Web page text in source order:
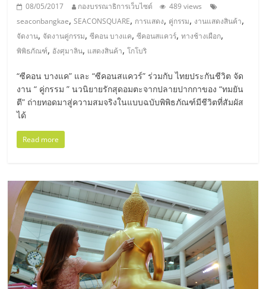
ปรึกษา
แฟ
รน
ไชส์,
รน
ไชส์
แฟ
รน
ไชส์
ขาย
หน้า
บ้าน
ลงทุน
น้อย
08/05/2017 กองบรรณาธิการเว็บไซต์
489 views
seaconbangkae,SEACONSQUARE, การแสดง, คู่กรรม, งานแสดงสินค้า,
จัดงาน, จัดงานคู่กรรม,ซีคอน บางแค,ซีคอนสแควร์,ทางช้างเผือก,
พิพิธภัณฑ์, อังศุมาลิน, แสดงสินค้า,โกโบริ
“ซีคอน บางแค” และ “ซีคอนสแควร์” ร่วมกับ ไทยประกันชีวิต จัด
งาน “ คู่กรรม ” นวนิยายรักสุดอมตะจากปลายปากกาของ “ทมยัน
ตี” ถ่ายทอดมาสู่ความสมจริงในแบบฉบับพิพิธภัณฑ์มีชีวิตที่สัมผัส
ได้
Read more